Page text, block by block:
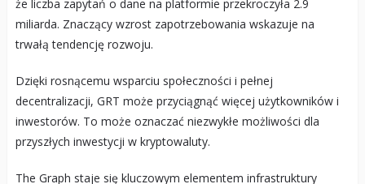
że liczba zapytań o dane na platformie przekroczyła 2.9
miliarda. Znaczący wzrost zapotrzebowania wskazuje na
trwałą tendencję rozwoju.
Dzięki rosnącemu wsparciu społeczności i pełnej
decentralizacji, GRT może przyciągnąć więcej użytkowników i
inwestorów. To może oznaczać niezwykłe możliwości dla
przyszłych inwestycji w kryptowaluty.
The Graph staje się kluczowym elementem infrastruktury